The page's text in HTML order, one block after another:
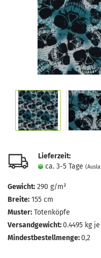
Lieferzeit:
ca. 3-5 Tage
Gewicht: 290 g/m²
Breite: 155 cm
Muster: Totenköpfe
Versandgewicht:0.4495 kg
Mindestbestellmenge:0,2